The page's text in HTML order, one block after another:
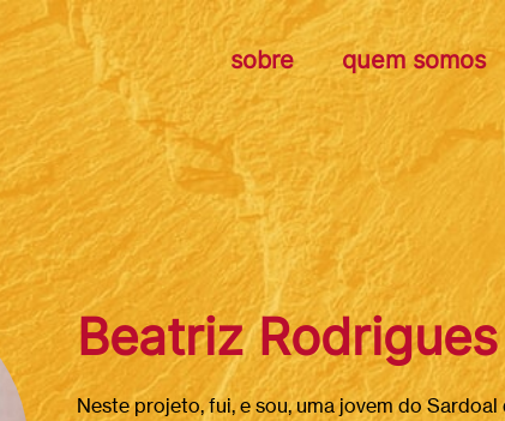
sobre quem somos
Beatriz Rodrigues
Neste projeto, fui, e sou, uma jovem do